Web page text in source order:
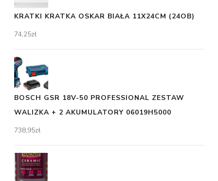
KRATKI KRATKA OSKAR BIAŁA 11X24CM (24OB)
74,25zł
BOSCH GSR 18V-50 PROFESSIONAL ZESTAW
WALIZKA + 2 AKUMULATORY 06019H5000
738,95zł